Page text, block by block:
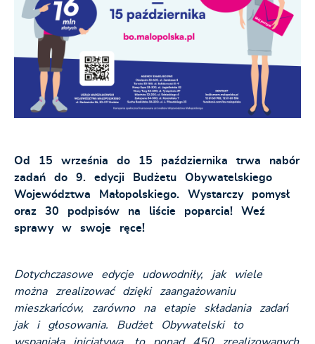
Od 15 września do 15 października trwa nabór
zadań do 9. edycji Budżetu Obywatelskiego
Województwa Małopolskiego. Wystarczy pomysł
oraz 30 podpisów na liście poparcia! Weź
sprawy w swoje ręce!
Dotychczasowe edycje udowodniły, jak wiele
można zrealizować dzięki zaangażowaniu
mieszkańców, zarówno na etapie składania zadań
jak i głosowania. Budżet Obywatelski to